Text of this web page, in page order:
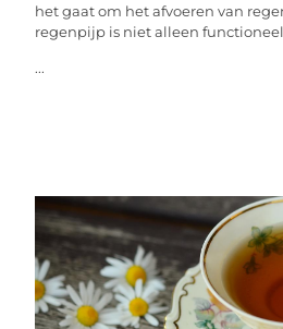
het gaat om het afvoeren van
regenpijp is niet alleen
...